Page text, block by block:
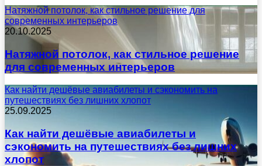
Натяжной потолок, как стильное решение для
современных интерьеров
20.10.2025
Натяжной потолок, как стильное решение
для современных интерьеров
Как найти дешёвые авиабилеты и сэкономить на
путешествиях без лишних хлопот
25.09.2025
Как найти дешёвые авиабилеты и
сэкономить на путешествиях без лишних
хлопот